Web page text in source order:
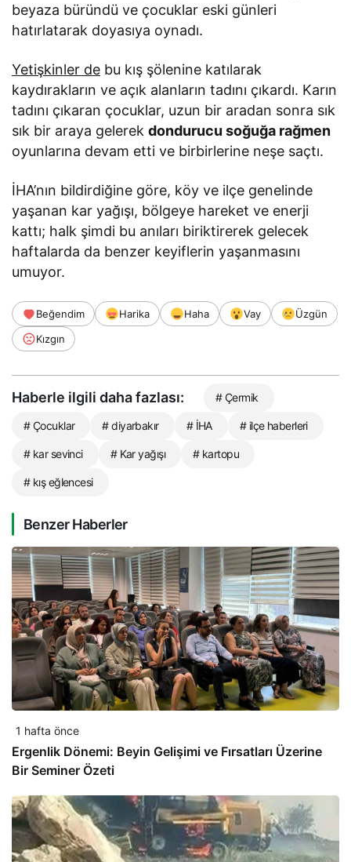
beyaza büründü ve çocuklar eski günleri
hatırlatarak doyasıya oynadı.
Yetişkinler de bu kış şölenine katılarak
kaydırakların ve açık alanların tadını çıkardı. Karın
tadını çıkaran çocuklar, uzun bir aradan sonra sık
sık bir araya gelerekdondurucu soğuğa rağmen
oyunlarına devam etti ve birbirlerine neşe saçtı.
İHA’nın bildirdiğine göre, köy ve ilçe genelinde
yaşanan kar yağışı, bölgeye hareket ve enerji
kattı; halk şimdi bu anıları biriktirerek gelecek
haftalarda da benzer keyiflerin yaşanmasını
umuyor.
Beğendim Harika Haha Vay
Üzgün
Kızgın
Haberle ilgili daha fazlası: # Çermik
# Çocuklar # diyarbakır # İHA # ilçe haberleri
# kar sevinci # Kar yağışı # kartopu
# kış eğlencesi
Benzer Haberler
1 hafta önce
Ergenlik Dönemi: Beyin Gelişimi ve Fırsatları Üzerine
Bir Seminer Özeti